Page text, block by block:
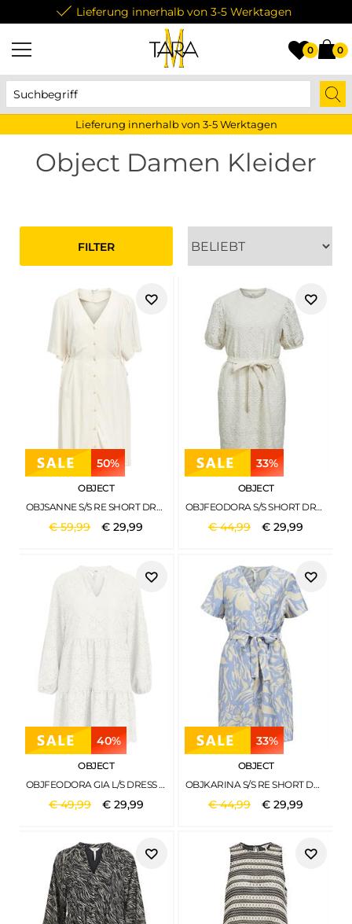
Lieferung innerhalb von 3-5 Werktagen
0 0
Lieferung innerhalb von 3-5 Werktagen
Object Damen Kleider
FILTER
50%
OBJECT
OBJSANNE S/S RE SHORT DRESS 145 ND SANDSHELL
€59,99 €29,99
33%
OBJECT
OBJFEODORA S/S SHORT DRESS NOOS CLOUD DANCER
€44,99 €29,99
40%
OBJECT
OBJFEODORA GIA L/S DRESS NOOS CLOUD DANCER
€49,99 € 29,99
33%
OBJECT
OBJKARINA S/S RE SHORT DRESS NOOS SANDSHELL
€44,99 €29,99